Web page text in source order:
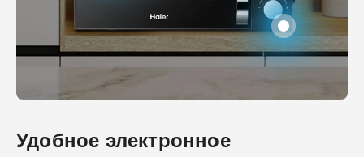
Удобное электронное